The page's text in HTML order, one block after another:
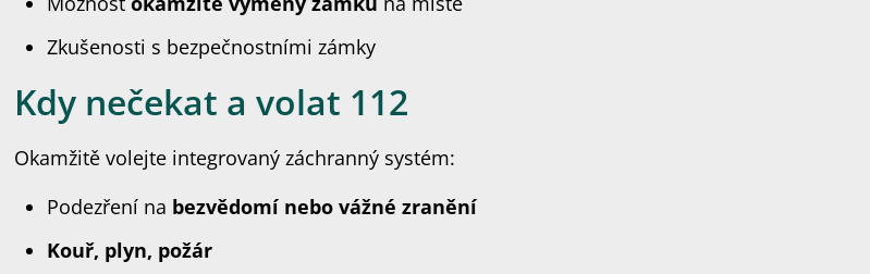
Zkušenosti s bezpečnostními zámky
Kdy nečekat a volat 112
Okamžitě volejte integrovaný záchranný systém:
Podezření na bezvědomí nebo vážné zranění
Kouř, plyn, požár